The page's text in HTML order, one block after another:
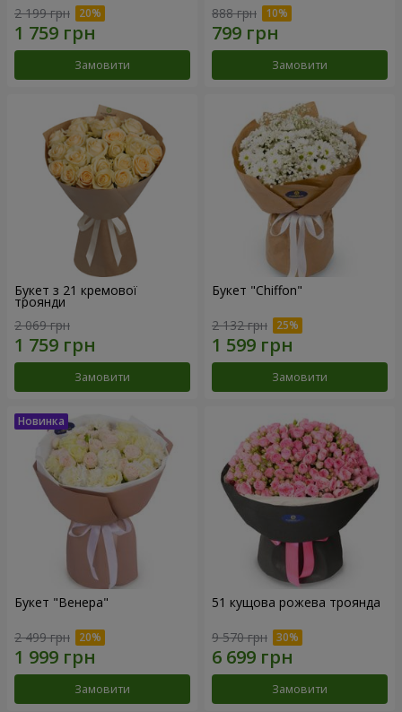
2 199 грн
Замовити
888 грн
Замовити
Букет з 21 кремової
троянди
2 069 грн
Замовити
Букет "Chiffon"
2 132 грн
Замовити
Букет "Венера"
2 499 грн
Замовити
51 кущова рожева троянда
9 570 грн
Замовити